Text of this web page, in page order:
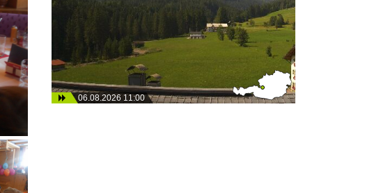
06.08.2026 11:00